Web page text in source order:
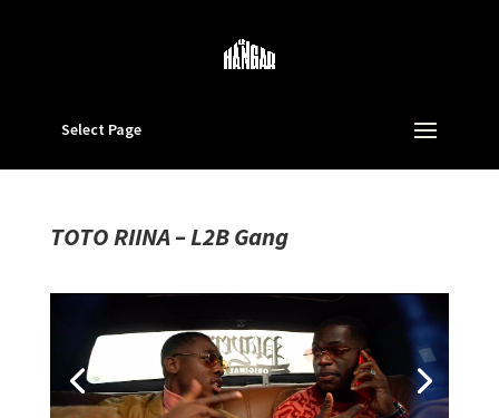
Select Page
TOTO RIINA – L2B Gang